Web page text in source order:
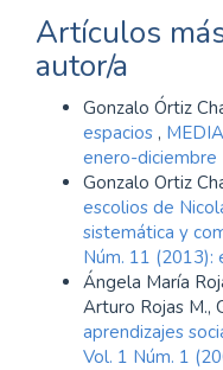
Artículos
autor/a
Gonzalo Órtiz
espacios ,
enero-diciembre
Gonzalo Ortiz
escolios de
sistemática y
Núm. 11 (2013):
Ángela María
Arturo Rojas M.,
aprendizajes
Vol. 1 Núm. 1